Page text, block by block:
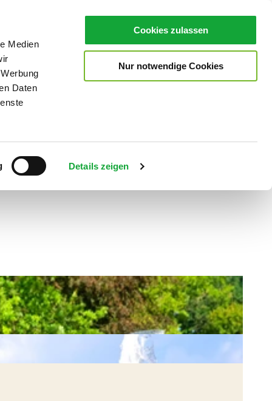
Medien
Daten
Details zeigen
Cookies zulassen
Nur notwendige Cookies